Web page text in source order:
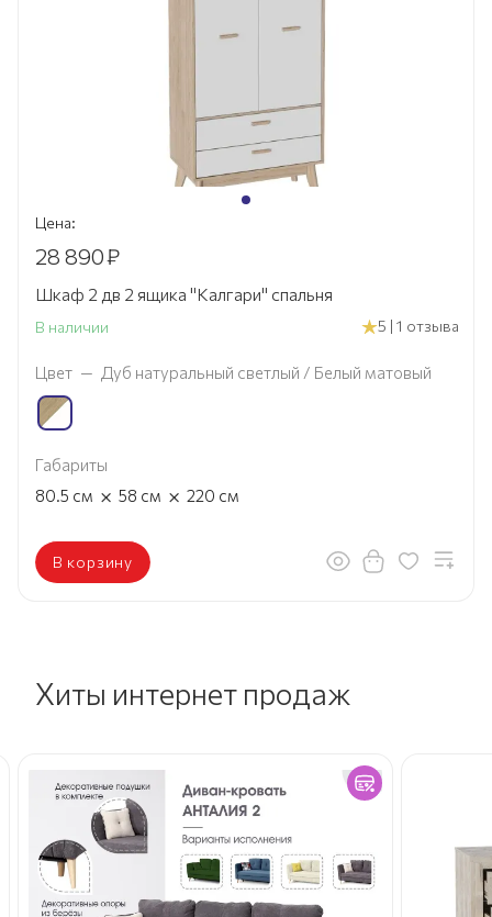
Цена:
28 890₽
Шкаф 2 дв 2 ящика "Калгари" спальня
В наличии 5 | 1 отзыва
Цвет — Дуб натуральный светлый / Белый матовый
Габариты
80.5 см × 58 см × 220 см
В корзину
Хиты интернет продаж